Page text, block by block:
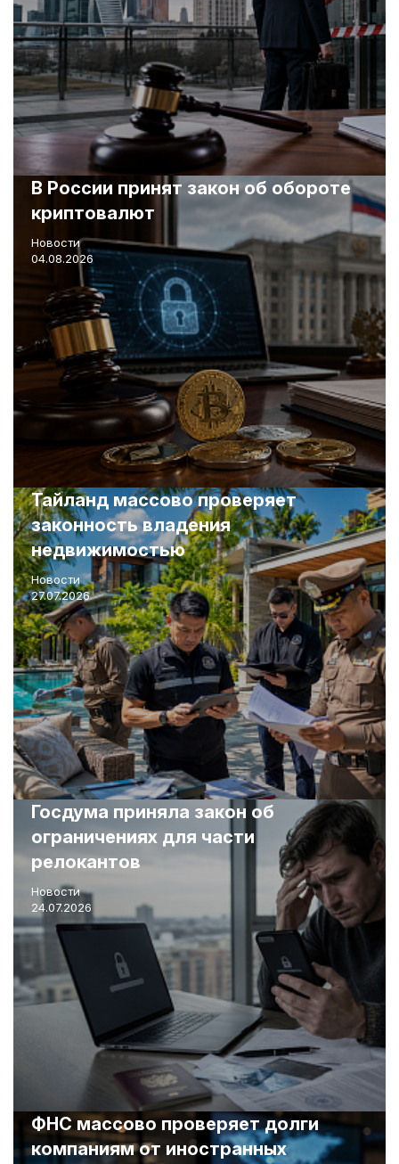
В России принят закон об обороте
криптовалют
Новости
04.08.2026
Тайланд массово проверяет
законность владения
недвижимостью
Новости
27.07.2026
Госдума приняла закон об
ограничениях для части
релокантов
Новости
24.07.2026
ФНС массово проверяет долги
компаниям от иностранных